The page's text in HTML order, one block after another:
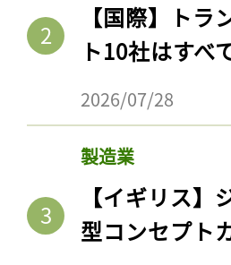
【国際】ト
ト10社はすべ
2026/07/28
製造業
【イギリス
型コンセプト